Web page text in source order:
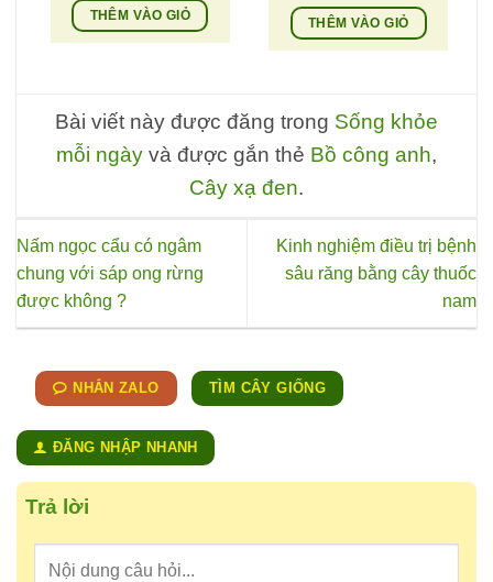
THÊM VÀO GIỎ THÊM VÀO GIỎ
Bài viết này được đăng trong Sống khỏe
mỗi ngày và được gắn thẻ Bồ công anh,
Cây xạ đen.
Nấm ngọc cẩu có ngâm
chung với sáp ong rừng
được không ?
Kinh nghiệm điều trị bệnh
sâu răng bằng cây thuốc
nam
NHẮN ZALO TÌM CÂY GIỐNG
ĐĂNG NHẬP NHANH
Trả lời